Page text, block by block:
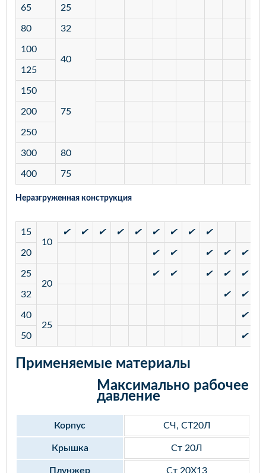
65 25
80 32
100
40
125
150
75
200
250
300 80
400 75
Неразгруженная конструкция
15
10
✔ ✔ ✔ ✔ ✔ ✔ ✔ ✔ ✔
20 ✔ ✔ ✔ ✔ ✔
25
20
✔ ✔ ✔ ✔ ✔
32 ✔ ✔
40
25
✔
50 ✔
Применяемые материалы
Максимально рабочее
давление
Корпус СЧ, СТ20Л
Крышка Ст 20Л
Плунжер Ст 20Х13